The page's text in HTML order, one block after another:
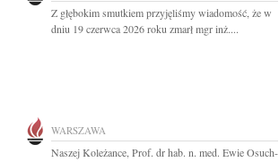
Z głębokim smutkiem przyjęliśmy wiadomość, że w
dniu 19 czerwca 2026 roku zmarł mgr inż....
WARSZAWA
Naszej Koleżance, Prof. dr hab. n. med. Ewie Osuch-